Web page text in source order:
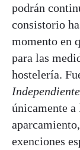
podrán
consistorio
momento en
para las
hostelería.
Independiente
únicamente a
exenciones